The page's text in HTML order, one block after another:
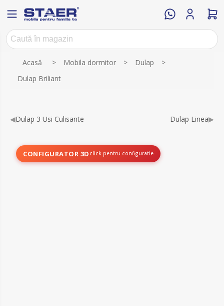
Acasă > Mobila dormitor > Dulap
>
Dulap Briliant
◀Dulap 3 Usi Culisante Dulap Linea▶
CONFIGURATOR 3D click pentru configuratie
Numele atributului Valoarea atributului